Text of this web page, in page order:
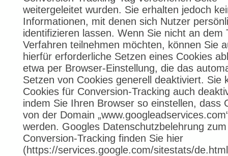
weitergeleitet wurden. Sie erhalten jedoch
Informationen, mit denen sich Nutzer
identifizieren lassen. Wenn Sie nicht an dem
Verfahren teilnehmen möchten, können Sie
hierfür erforderliche Setzen eines Cookies
etwa per Browser-Einstellung, die das
Setzen von Cookies generell deaktiviert. Sie
Cookies für Conversion-Tracking auch
indem Sie Ihren Browser so einstellen, dass
von der Domain
werden. Googles Datenschutzbelehrung zum
Conversion-Tracking finden Sie hier
(https://services.google.com/sitestats/